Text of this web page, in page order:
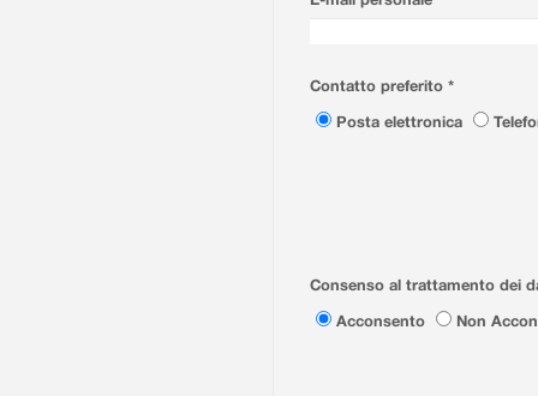
Contatto preferito *
Posta elettronica
Consenso al trattamento dei
Acconsento
Non